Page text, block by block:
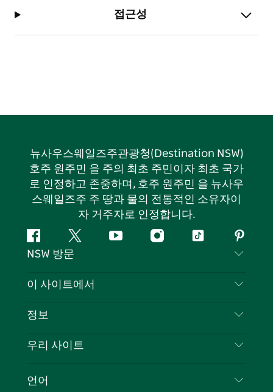
접근성
뉴사우스웨일즈주관광청(Destination NSW)
호주 원주민 을 주의 최초 주민이자 최초 국가
로 인정하고 존중하며, 호주 원주민 을 뉴사우
스웨일즈주 주 땅과 물의 전통적인 소유자이
자 거주자로 인정합니다.
페
이
북
지
다
유
인
틱
핀
터
스
NSW 방문
문의하기
쿠키 고지
이 사이트에서
목적지
이벤트
정보
여행 정보
뉴사우스웨일즈주 의 사업
우리 사이트
언어